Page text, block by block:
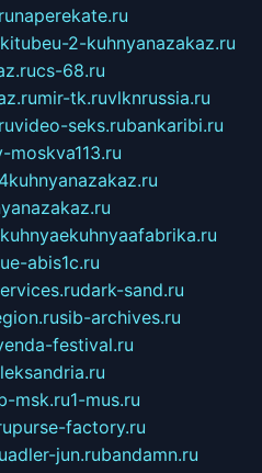
naperekate.ru
kitubeu-2-kuhnyanazakaz.ru
cs-68.ru
mir-tk.ruvlknrussia.ru
video-seks.rubankaribi.ru
kuhnyaekuhnyaafabrika.ru
e-abis1c.ru
dark-sand.ru
sib-archives.ru
festival.ru
msk.ru1-mus.ru
purse-factory.ru
adler-jun.rubandamn.ru